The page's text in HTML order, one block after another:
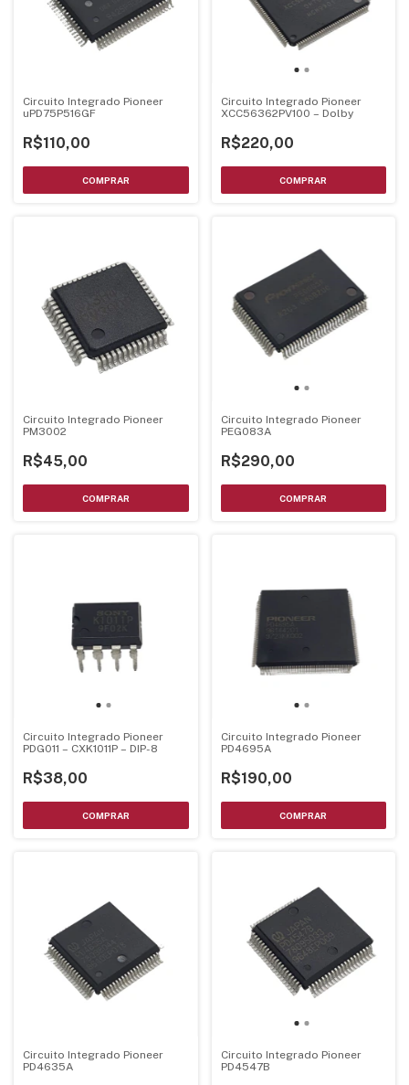
Circuito Integrado Pioneer
uPD75P516GF
R$110,00
Circuito Integrado Pioneer
XCC56362PV100 – Dolby
R$220,00
Circuito Integrado Pioneer
PM3002
R$45,00
Circuito Integrado Pioneer
PEG083A
R$290,00
Circuito Integrado Pioneer
PDG011 – CXK1011P – DIP-8
R$38,00
Circuito Integrado Pioneer
PD4695A
R$190,00
Circuito Integrado Pioneer
PD4635A
Circuito Integrado Pioneer
PD4547B